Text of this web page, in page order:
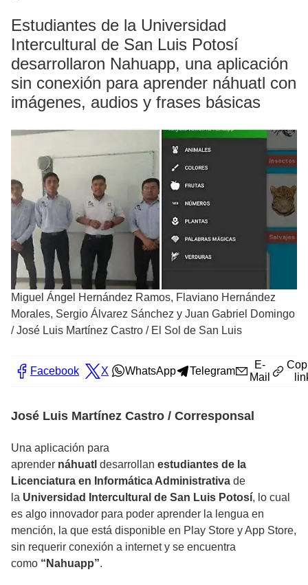
Estudiantes de la Universidad
Intercultural de San Luis Potosí
desarrollaron Nahuapp, una aplicación
sin conexión para aprender náhuatl con
imágenes, audios y frases básicas
Miguel Ángel Hernández Ramos, Flaviano Hernández
Morales, Sergio Álvarez Sánchez y Juan Gabriel Domingo
/José Luis Martínez Castro / El Sol de San Luis
Facebook X WhatsApp Telegram
E-
Mail
José Luis Martínez Castro / Corresponsal
Una aplicación para
aprender náhuatl desarrollan estudiantes de la
Licenciatura en Informática Administrativa de
la Universidad Intercultural de San Luis Potosí, lo cual
es algo innovador para poder aprender la lengua en
mención, la que está disponible en Play Store y App Store,
sin requerir conexión a internet y se encuentra
como “Nahuapp”.